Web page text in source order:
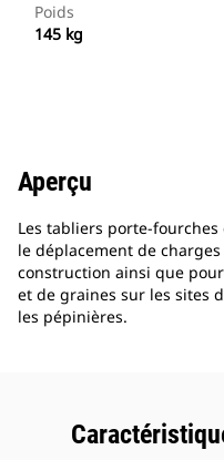
Poids
145 kg
Aperçu
Les tabliers porte-
le déplacement de
construction ainsi que
et de graines sur les sites
les pépinières.